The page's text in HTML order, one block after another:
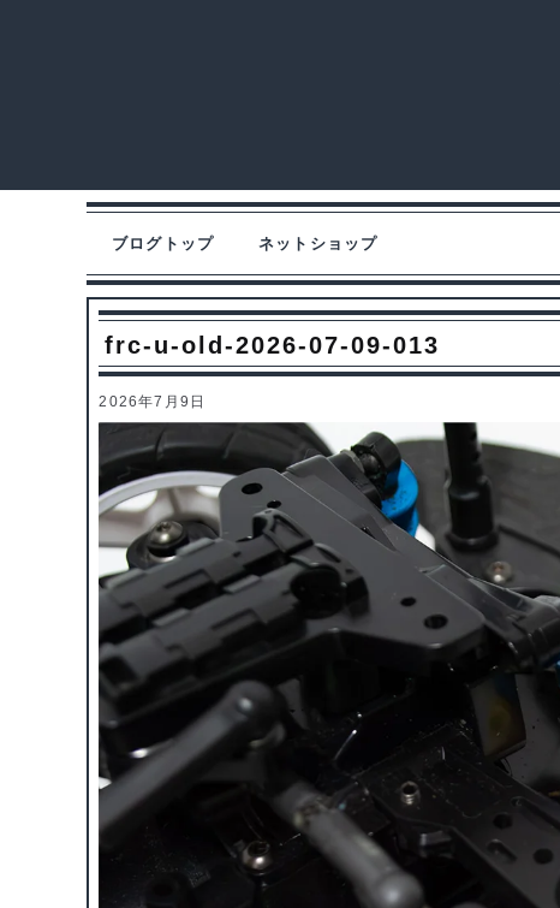
ブログトップ ネットショップ
frc-u-old-2026-07-09-013
2026年7月9日